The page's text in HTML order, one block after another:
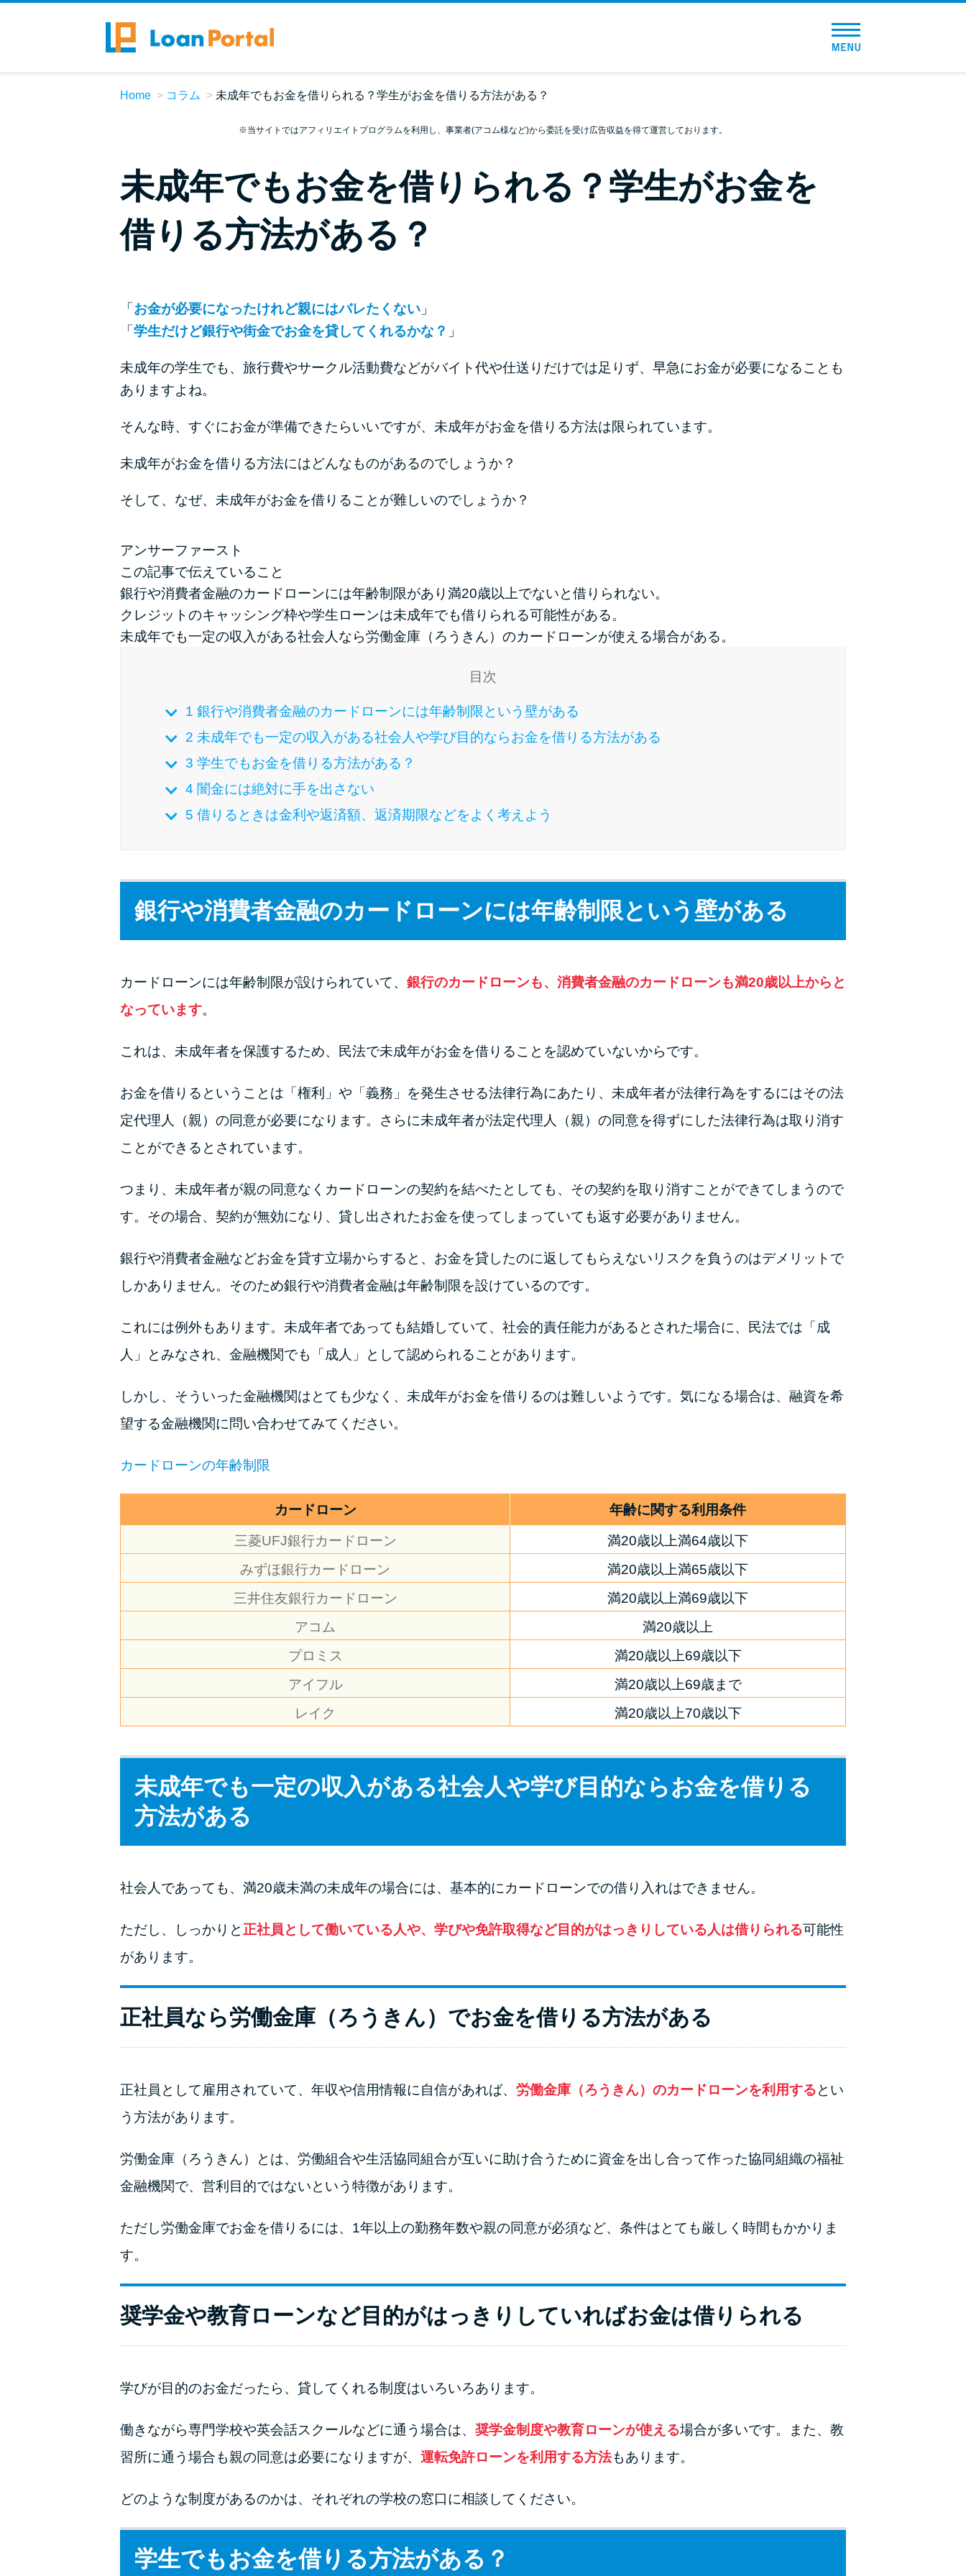
総合人気ランキング
とにかくすぐ借りたい方向け
バレずに借りたい方向け
特集ページ
つのポイント
今月の家賃払えない…2ヵ月目には解決しない
をおすすめしない理由
質屋でお金を借りるには？年利やシステムをカ
りる方法がある？
や将来への影響を解説
090金融（闇金）からお金を借りてはいけない
らない理由
ブラックでもお金を借りるには？3つの判断基
アコムとレイクどっちがいいの？ カードロー
プロミスの返済方法を徹底解説！ もっとも便
みずほ銀行カードローンの問い合わせ先とシー
ン別の問い合わせ方法
Home コラム 未成年でもお金を借りられる？学生がお金を借りる方法がある？
※当サイトではアフィリエイトプログラムを利用し、事業者(アコム様など)から委託を受け広告収益を得て運営しております。
未成年でもお金を借りられる？学生がお金を
借りる方法がある？
「お金が必要になったけれど親にはバレたくない 」
「学生だけど銀行や街金でお金を貸してくれるかな？ 」
未成年の学生でも、旅行費やサークル活動費などがバイト代や仕送りだけでは足りず、早急にお金が必要になることも
ありますよね。
そんな時、すぐにお金が準備できたらいいですが、未成年がお金を借りる方法は限られています。
未成年がお金を借りる方法にはどんなものがあるのでしょうか？
そして、なぜ、未成年がお金を借りることが難しいのでしょうか？
アンサーファースト
この記事で伝えていること
銀行や消費者金融のカードローンには年齢制限があり満20歳以上でないと借りられない。
クレジットのキャッシング枠や学生ローンは未成年でも借りられる可能性がある。
未成年でも一定の収入がある社会人なら労働金庫（ろうきん）のカードローンが使える場合がある。
目次
1 銀行や消費者金融のカードローンには年齢制限という壁がある
2 未成年でも一定の収入がある社会人や学び目的ならお金を借りる方法がある
3 学生でもお金を借りる方法がある？
4 闇金には絶対に手を出さない
5 借りるときは金利や返済額、返済期限などをよく考えよう
銀行や消費者金融のカードローンには年齢制限という壁がある
カードローンには年齢制限が設けられていて、 銀行のカードローンも、消費者金融のカードローンも満20歳以上からと
なっています。
これは、未成年者を保護するため、民法で未成年がお金を借りることを認めていないからです。
お金を借りるということは「権利」や「義務」を発生させる法律行為にあたり、未成年者が法律行為をするにはその法
定代理人（親）の同意が必要になります。さらに未成年者が法定代理人（親）の同意を得ずにした法律行為は取り消す
ことができるとされています。
つまり、未成年者が親の同意なくカードローンの契約を結べたとしても、その契約を取り消すことができてしまうので
す。その場合、契約が無効になり、貸し出されたお金を使ってしまっていても返す必要がありません。
銀行や消費者金融などお金を貸す立場からすると、お金を貸したのに返してもらえないリスクを負うのはデメリットで
しかありません。そのため銀行や消費者金融は年齢制限を設けているのです。
これには例外もあります。未成年者であっても結婚していて、社会的責任能力があるとされた場合に、民法では「成
人」とみなされ、金融機関でも「成人」として認められることがあります。
しかし、そういった金融機関はとても少なく、未成年がお金を借りるのは難しいようです。気になる場合は、融資を希
望する金融機関に問い合わせてみてください。
カードローンの年齢制限
カードローン 年齢に関する利用条件
三菱UFJ銀行カードローン
満20歳以上満64歳以下
みずほ銀行カードローン
満20歳以上満65歳以下
三井住友銀行カードローン
満20歳以上満69歳以下
アコム
満20歳以上
プロミス
満20歳以上69歳以下
アイフル
満20歳以上69歳まで
レイク
満20歳以上70歳以下
未成年でも一定の収入がある社会人や学び目的ならお金を借りる
方法がある
社会人であっても、満20歳未満の未成年の場合には、基本的にカードローンでの借り入れはできません。
ただし、しっかりと 正社員として働いている人や、学びや免許取得など目的がはっきりしている人は借りられる可能性
があります。
正社員なら労働金庫（ろうきん）でお金を借りる方法がある
正社員として雇用されていて、年収や信用情報に自信があれば、 労働金庫（ろうきん）のカードローンを利用するとい
う方法があります。
労働金庫（ろうきん）とは、労働組合や生活協同組合が互いに助け合うために資金を出し合って作った協同組織の福祉
金融機関で、営利目的ではないという特徴があります。
ただし労働金庫でお金を借りるには、1年以上の勤務年数や親の同意が必須など、条件はとても厳しく時間もかかりま
す。
奨学金や教育ローンなど目的がはっきりしていればお金は借りられる
学びが目的のお金だったら、貸してくれる制度はいろいろあります。
働きながら専門学校や英会話スクールなどに通う場合は、 奨学金制度や教育ローンが使える場合が多いです。また、教
習所に通う場合も親の同意は必要になりますが、 運転免許ローンを利用する方法もあります。
どのような制度があるのかは、それぞれの学校の窓口に相談してください。
学生でもお金を借りる方法がある？